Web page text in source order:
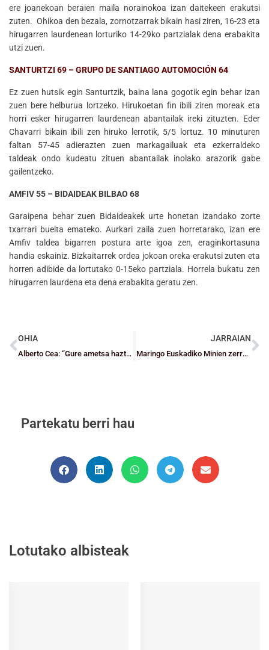
ere joanekoan beraien maila norainokoa izan daitekeen erakutsi
zuten. Ohikoa den bezala, zornotzarrak bikain hasi ziren, 16-23 eta
hirugarren laurdenean lorturiko 14-29ko partzialak dena erabakita
utzi zuen.
SANTURTZI 69 – GRUPO DE SANTIAGO AUTOMOCIÓN 64
Ez zuen hutsik egin Santurtzik, baina lana gogotik egin behar izan
zuen bere helburua lortzeko. Hirukoetan fin ibili ziren moreak eta
horri esker hirugarren laurdenean abantailak ireki zituzten. Eder
Chavarri bikain ibili zen hiruko lerrotik, 5/5 lortuz. 10 minuturen
faltan 57-45 adierazten zuen markagailuak eta ezkerraldeko
taldeak ondo kudeatu zituen abantailak inolako arazorik gabe
gailentzeko.
AMFIV 55 – BIDAIDEAK BILBAO ​​68
Garaipena behar zuen Bidaideakek urte honetan izandako zorte
txarrari buelta emateko. Aurkari zaila zuen horretarako, izan ere
Amfiv taldea bigarren postura arte igoa zen, eraginkortasuna
handia eskainiz. Bizkaitarrek ordea jokoan oreka erakutsi zuten eta
horren adibide da lortutako 0-15eko partziala. Horrela bukatu zen
hirugarren laurdena eta dena erabakita geratu zen.
OHIA
Alberto Cea: “Gure ametsa haztea eta LF2ko igoera fasea jokatzea da”
JARRAIAN
Maringo Euskadiko Minien zerrendak berdin mantentzen dira
Partekatu berri hau
Lotutako albisteak